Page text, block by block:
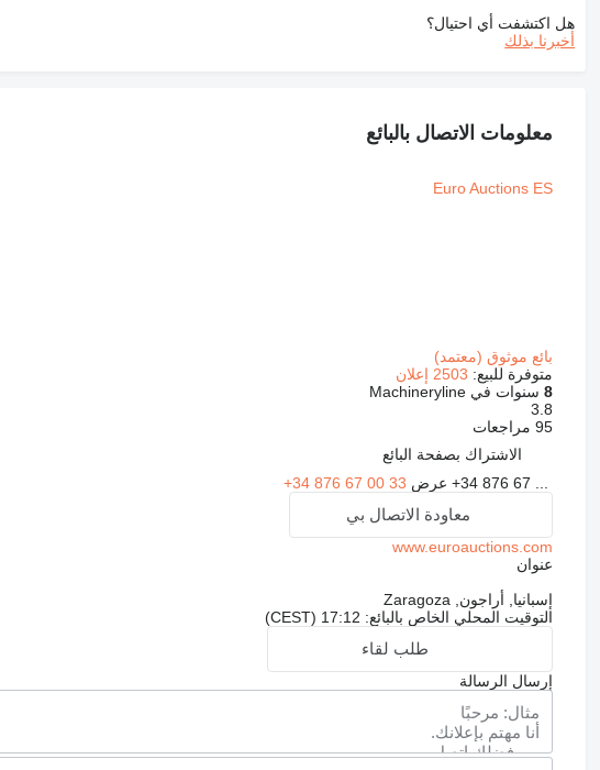
هل اكتشفت أي احتيال؟
أخبرنا بذلك
معلومات الاتصال بالبائع
Euro Auctions ES
بائع موثوق (معتمد)
متوفرة للبيع: 2503 إعلان
8سنوات في Machineryline
3.8
95 مراجعات
الاشتراك بصفحة البائع
+34 876 67 ... عرض +34 876 67 00 33
معاودة الاتصال بي
www.euroauctions.com
عنوان
إسبانيا, أراجون, Zaragoza
التوقيت المحلي الخاص بالبائع: 17:12 (CEST)
طلب لقاء
إرسال الرسالة